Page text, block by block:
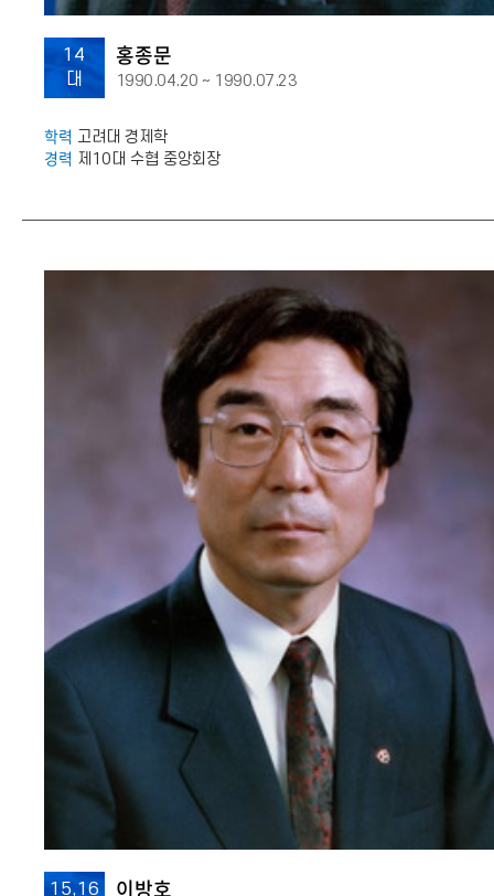
14
대
홍종문
1990.04.20 ~ 1990.07.23
학력 고려대 경제학
경력 제10대 수협 중앙회장
15,16 이방호